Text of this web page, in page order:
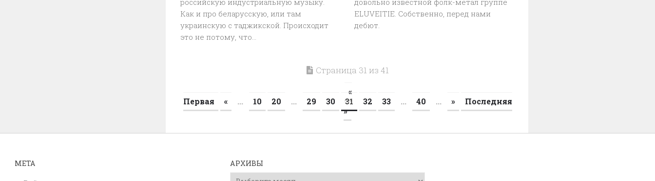
российскую индустриальную музыку.
Как и про беларусскую, или там
украинскую с таджикской. Происходит
это не потому, что...
довольно известной фолк-метал группе
ELUVEITIE. Собственно, перед нами
дебют.
Страница 31 из 41
«
Первая
« ... 10 20 ... 29 30 31 32 33 ... 40 ... »
Последняя
»
МЕТА АРХИВЫ
Архивы